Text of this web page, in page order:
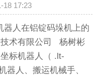
18 17:23
器人在铝锭码垛机上的
技术有限公司 杨树彬
标机器人（ .lt-
器人、搬运机械手、